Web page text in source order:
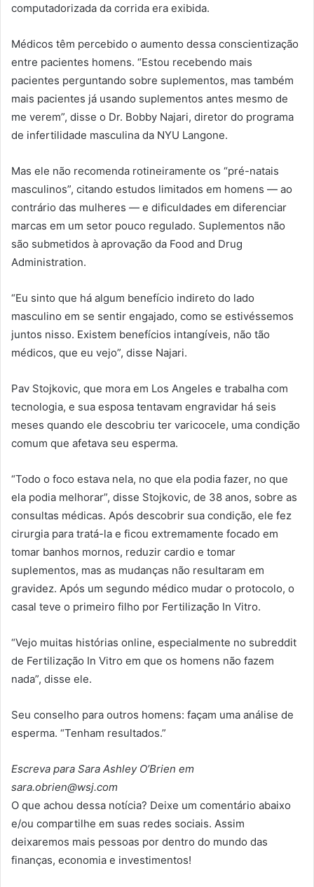
computadorizada da corrida era exibida.
Médicos têm percebido o aumento dessa conscientização
entre pacientes homens. “Estou recebendo mais
pacientes perguntando sobre suplementos, mas também
mais pacientes já usando suplementos antes mesmo de
me verem”, disse o Dr. Bobby Najari, diretor do programa
de infertilidade masculina da NYU Langone.
Mas ele não recomenda rotineiramente os “pré-natais
masculinos”, citando estudos limitados em homens — ao
contrário das mulheres — e dificuldades em diferenciar
marcas em um setor pouco regulado. Suplementos não
são submetidos à aprovação da Food and Drug
Administration.
“Eu sinto que há algum benefício indireto do lado
masculino em se sentir engajado, como se estivéssemos
juntos nisso. Existem benefícios intangíveis, não tão
médicos, que eu vejo”, disse Najari.
Pav Stojkovic, que mora em Los Angeles e trabalha com
tecnologia, e sua esposa tentavam engravidar há seis
meses quando ele descobriu ter varicocele, uma condição
comum que afetava seu esperma.
“Todo o foco estava nela, no que ela podia fazer, no que
ela podia melhorar”, disse Stojkovic, de 38 anos, sobre as
consultas médicas. Após descobrir sua condição, ele fez
cirurgia para tratá-la e ficou extremamente focado em
tomar banhos mornos, reduzir cardio e tomar
suplementos, mas as mudanças não resultaram em
gravidez. Após um segundo médico mudar o protocolo, o
casal teve o primeiro filho por Fertilização In Vitro.
“Vejo muitas histórias online, especialmente no subreddit
de Fertilização In Vitro em que os homens não fazem
nada”, disse ele.
Seu conselho para outros homens: façam uma análise de
esperma. “Tenham resultados.”
Escreva para Sara Ashley O’Brien em
sara.obrien@wsj.com
O que achou dessa notícia? Deixe um comentário abaixo
e/ou compartilhe em suas redes sociais. Assim
deixaremos mais pessoas por dentro do mundo das
finanças, economia e investimentos!